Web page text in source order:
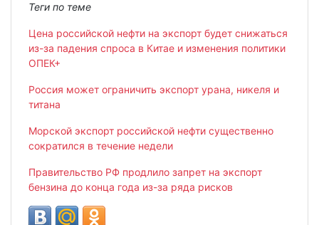
Теги по теме
Цена российской нефти на экспорт будет снижаться
из-за падения спроса в Китае и изменения политики
ОПЕК+
Россия может ограничить экспорт урана, никеля и
титана
Морской экспорт российской нефти существенно
сократился в течение недели
Правительство РФ продлило запрет на экспорт
бензина до конца года из-за ряда рисков